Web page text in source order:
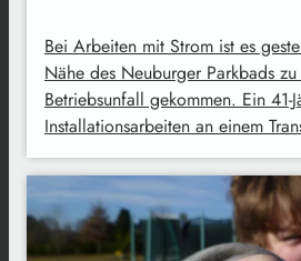
Bei Arbeiten mit Strom ist es
Nähe des Neuburger Parkbads
Betriebsunfall gekommen. Ein 41-
Installationsarbeiten an einem